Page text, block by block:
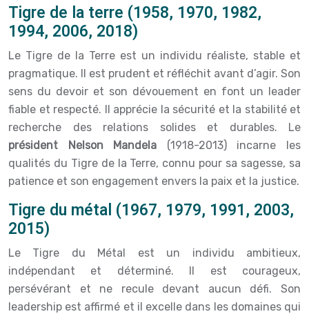
Tigre de la terre (1958, 1970, 1982,
1994, 2006, 2018)
Le Tigre de la Terre est un individu réaliste, stable et
pragmatique. Il est prudent et réfléchit avant d’agir. Son
sens du devoir et son dévouement en font un leader
fiable et respecté. Il apprécie la sécurité et la stabilité et
recherche des relations solides et durables. Le
président Nelson Mandela (1918-2013) incarne les
qualités du Tigre de la Terre, connu pour sa sagesse, sa
patience et son engagement envers la paix et la justice.
Tigre du métal (1967, 1979, 1991, 2003,
2015)
Le Tigre du Métal est un individu ambitieux,
indépendant et déterminé. Il est courageux,
persévérant et ne recule devant aucun défi. Son
leadership est affirmé et il excelle dans les domaines qui